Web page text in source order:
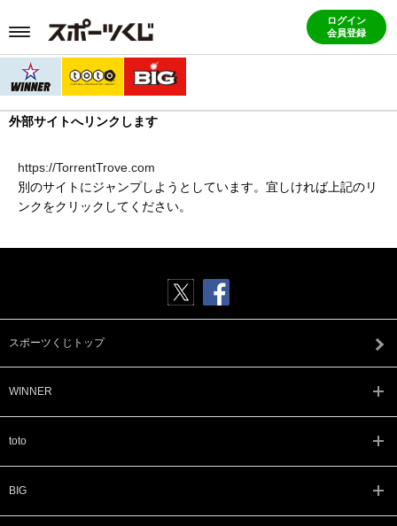
ログイン
会員登録
外部サイトへリンクします
https://TorrentTrove.com
別のサイトにジャンプしようとしています。宜しければ上記のリ
ンクをクリックしてください。
スポーツくじトップ
WINNER
toto
BIG